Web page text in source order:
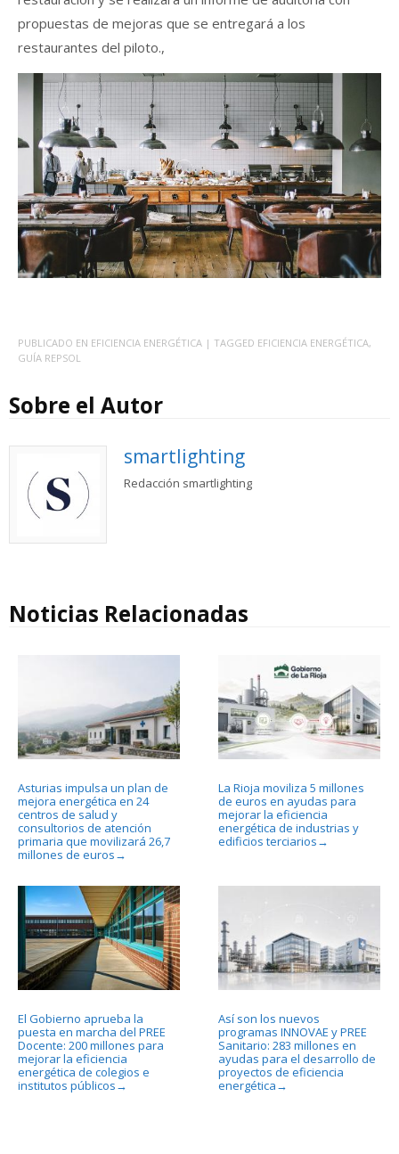
propuestas de mejoras que se entregará a los
restaurantes del piloto.,
PUBLICADO EN EFICIENCIA ENERGÉTICA | TAGGED EFICIENCIA ENERGÉTICA,
GUÍA REPSOL
Sobre el Autor
smartlighting
Redacción smartlighting
Noticias Relacionadas
Asturias impulsa un plan de
mejora energética en 24
centros de salud y
consultorios de atención
primaria que movilizará 26,7
millones de euros →
La Rioja moviliza 5 millones
de euros en ayudas para
mejorar la eficiencia
energética de industrias y
edificios terciarios →
El Gobierno aprueba la
puesta en marcha del PREE
Docente: 200 millones para
mejorar la eficiencia
energética de colegios e
institutos públicos →
Así son los nuevos
programas INNOVAE y PREE
Sanitario: 283 millones en
ayudas para el desarrollo de
proyectos de eficiencia
energética →